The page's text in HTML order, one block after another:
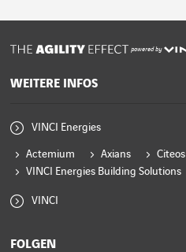
powered by
WEITERE INFOS
VINCI Energies
Actemium Axians Citeos
VINCI Energies Building Solutions
VINCI
FOLGEN